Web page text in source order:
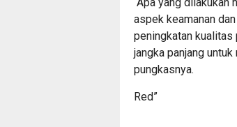
“Apa yang dilakukan
aspek keamanan
peningkatan kualitas
jangka panjang
pungkasnya.
Red”